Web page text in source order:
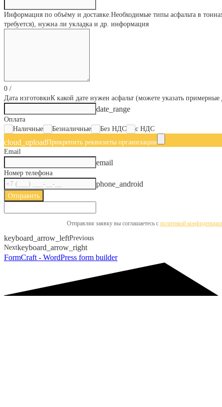
Информация по объёму и доставке. Необходимые типы асфальта в
требуется), нужна ли укладка и др. информация
0 /
Дата изготовкиК какой дате нужен асфальт (можете указать примерные
date_range
Оплата
Наличные
Безналичные Без НДС с НДС
cloud_uploadПрикрепить реквизиты организации
Email
email
Номер телефона
phone_android
Отправить
Отправляя заявку вы соглашаетесь с ​​ политикой
keyboard_arrow_leftPrevious
Nextkeyboard_arrow_right
FormCraft - WordPress form builder